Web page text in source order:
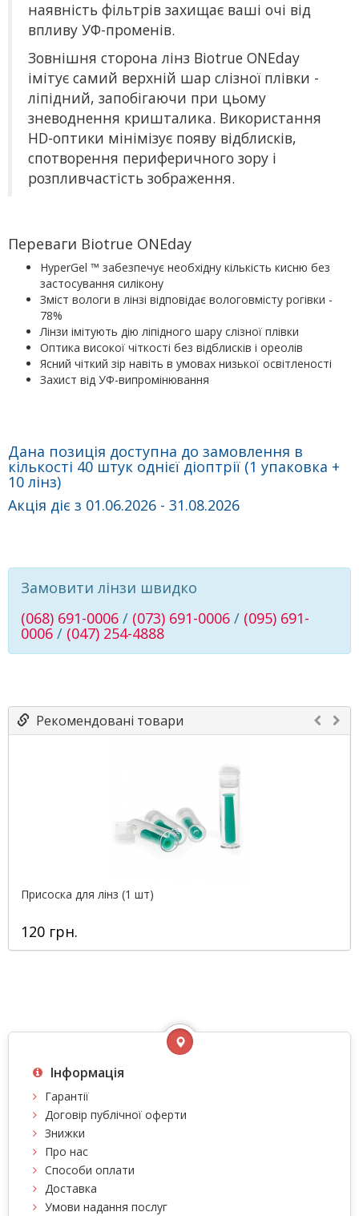
наявність фільтрів захищає ваші очі від
впливу УФ-променів.
Зовнішня сторона лінз Biotrue ONEday
імітує самий верхній шар слізної плівки -
ліпідний, запобігаючи при цьому
зневоднення кришталика. Використання
HD-оптики мінімізує появу відблисків,
спотворення периферичного зору і
розпливчастість зображення.
Переваги Biotrue ONEday
HyperGel ™ забезпечує необхідну кількість кисню без
застосування силікону
Зміст вологи в лінзі відповідає вологовмісту рогівки -
78%
Лінзи імітують дію ліпідного шару слізної плівки
Оптика високої чіткості без відблисків і ореолів
Ясний чіткий зір навіть в умовах низької освітленості
Захист від УФ-випромінювання
Дана позиція доступна до замовлення в
кількості 40 штук однієї діоптрії (1 упаковка +
10 лінз)
Акція діє з 01.06.2026 - 31.08.2026
Замовити лінзи швидко
(068) 691-0006 / (073) 691-0006 / (095) 691-
0006 / (047) 254-4888
Рекомендовані товари
Присоска для лінз (1 шт)
120 грн.
Інформація
Гарантії
Договір публічної оферти
Знижки
Про нас
Способи оплати
Доставка
Умови надання послуг